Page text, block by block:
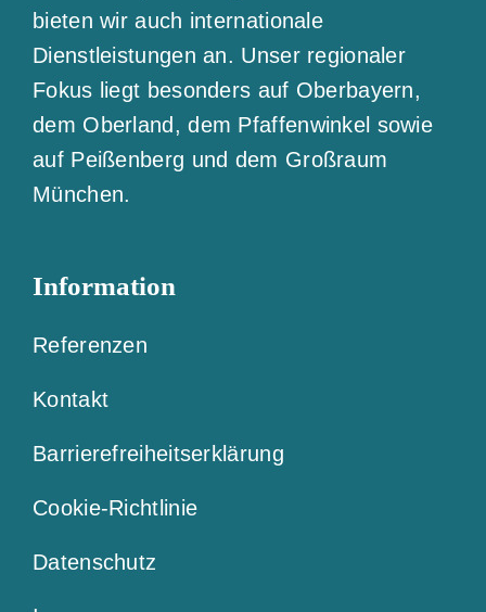
bieten wir auch internationale
Dienstleistungen an. Unser regionaler
Fokus liegt besonders auf Oberbayern,
dem Oberland, dem Pfaffenwinkel sowie
auf Peißenberg und dem Großraum
München.
Information
Referenzen
Kontakt
Barrierefreiheitserklärung
Cookie-Richtlinie
Datenschutz